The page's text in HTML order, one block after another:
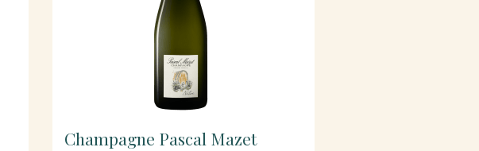
Champagne Pascal Mazet